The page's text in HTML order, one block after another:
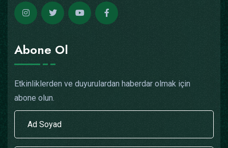
Abone Ol
Etkinliklerden ve duyurulardan haberdar olmak için
abone olun.